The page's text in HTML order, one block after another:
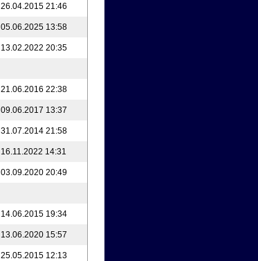
26.04.2015 21:46
05.06.2025 13:58
13.02.2022 20:35
21.06.2016 22:38
09.06.2017 13:37
31.07.2014 21:58
16.11.2022 14:31
03.09.2020 20:49
14.06.2015 19:34
13.06.2020 15:57
25.05.2015 12:13